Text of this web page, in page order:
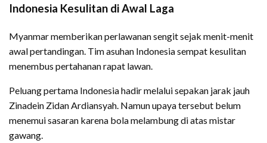
Indonesia Kesulitan di Awal Laga
Myanmar memberikan perlawanan sengit sejak menit-menit
awal pertandingan. Tim asuhan Indonesia sempat kesulitan
menembus pertahanan rapat lawan.
Peluang pertama Indonesia hadir melalui sepakan jarak jauh
Zinadein Zidan Ardiansyah. Namun upaya tersebut belum
menemui sasaran karena bola melambung di atas mistar
gawang.